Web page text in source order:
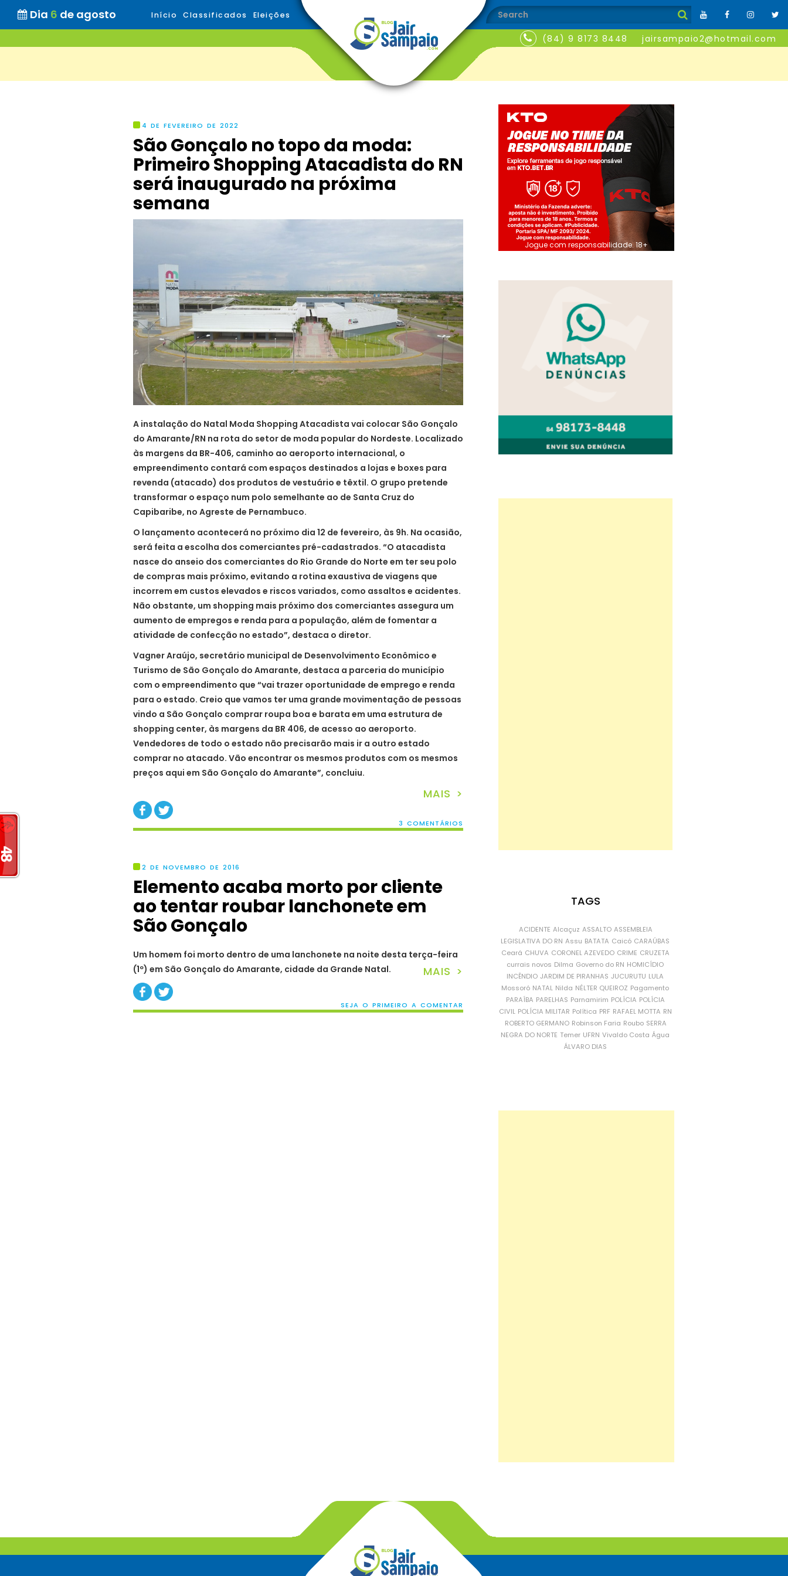
Dia 6 de agosto Início Classificados Eleições
(84) 9 8173 8448 jairsampaio2@hotmail.com
4 DE FEVEREIRO DE 2022
São Gonçalo no topo da moda:
Primeiro Shopping Atacadista do RN
será inaugurado na próxima
semana
A instalação do Natal Moda Shopping Atacadista vai colocar São Gonçalo
do Amarante/RN na rota do setor de moda popular do Nordeste. Localizado
às margens da BR-406, caminho ao aeroporto internacional, o
empreendimento contará com espaços destinados a lojas e boxes para
revenda (atacado) dos produtos de vestuário e têxtil. O grupo pretende
transformar o espaço num polo semelhante ao de Santa Cruz do
Capibaribe, no Agreste de Pernambuco.
O lançamento acontecerá no próximo dia 12 de fevereiro, às 9h. Na ocasião,
será feita a escolha dos comerciantes pré-cadastrados. “O atacadista
nasce do anseio dos comerciantes do Rio Grande do Norte em ter seu polo
de compras mais próximo, evitando a rotina exaustiva de viagens que
incorrem em custos elevados e riscos variados, como assaltos e acidentes.
Não obstante, um shopping mais próximo dos comerciantes assegura um
aumento de empregos e renda para a população, além de fomentar a
atividade de confecção no estado”, destaca o diretor.
Vagner Araújo, secretário municipal de Desenvolvimento Econômico e
Turismo de São Gonçalo do Amarante, destaca a parceria do município
com o empreendimento que “vai trazer oportunidade de emprego e renda
para o estado. Creio que vamos ter uma grande movimentação de pessoas
vindo a São Gonçalo comprar roupa boa e barata em uma estrutura de
shopping center, às margens da BR 406, de acesso ao aeroporto.
Vendedores de todo o estado não precisarão mais ir a outro estado
comprar no atacado. Vão encontrar os mesmos produtos com os mesmos
preços aqui em São Gonçalo do Amarante”, concluiu.
MAIS >
3 COMENTÁRIOS
2 DE NOVEMBRO DE 2016
Elemento acaba morto por cliente
ao tentar roubar lanchonete em
São Gonçalo
Um homem foi morto dentro de uma lanchonete na noite desta terça-feira
(1º) em São Gonçalo do Amarante, cidade da Grande Natal.
MAIS >
SEJA O PRIMEIRO A COMENTAR
Jogue com responsabilidade. 18+
TAGS
ACIDENTE Alcaçuz ASSALTO ASSEMBLEIA
LEGISLATIVA DO RN Assu BATATA Caicó CARAÚBAS
Ceará CHUVA CORONEL AZEVEDO CRIME CRUZETA
currais novos Dilma Governo do RN HOMICÍDIO
INCÊNDIO JARDIM DE PIRANHAS JUCURUTU LULA
Mossoró NATAL Nilda NÉLTER QUEIROZ Pagamento
PARAÍBA PARELHAS Parnamirim POLÍCIA POLÍCIA
CIVIL POLÍCIA MILITAR Política PRF RAFAEL MOTTA RN
ROBERTO GERMANO Robinson Faria Roubo SERRA
NEGRA DO NORTE Temer UFRN Vivaldo Costa Água
ÁLVARO DIAS